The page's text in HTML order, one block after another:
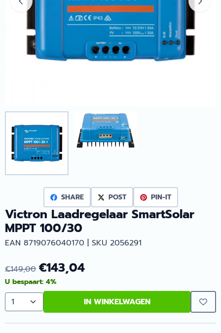
SHARE POST PIN-IT
Victron Laadregelaar SmartSolar
MPPT 100/30
EAN 8719076040170 | SKU 2056291
€149,00 €143,04
U bespaart: 4%
Aantal IN WINKELWAGEN